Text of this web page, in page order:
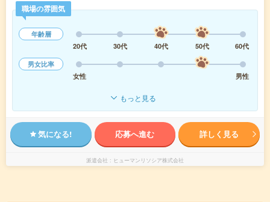
職場の雰囲気
年齢層
20代
30代 40代 50代
60代
男女比率
女性
男性
もっと見る
気になる! 応募へ進む 詳しく見る
派遣会社 ヒューマンリソシア株式会社